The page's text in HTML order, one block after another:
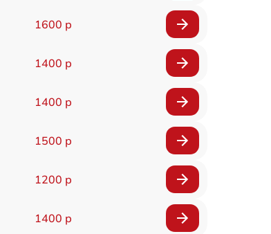
1600 р
1400 р
1400 р
1500 р
1200 р
1400 р